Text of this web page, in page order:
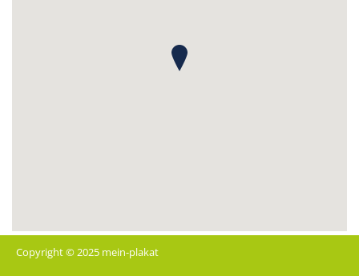
Copyright © 2025 mein-plakat